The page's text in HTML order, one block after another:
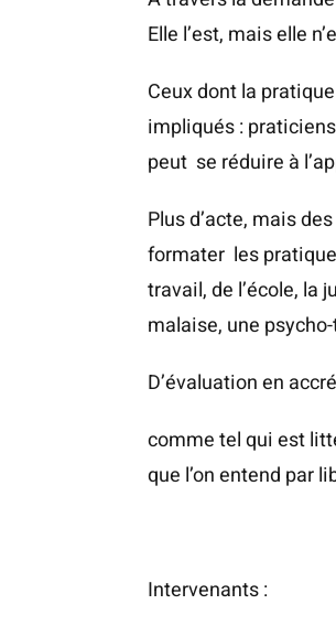
Elle l’est, mais elle
Ceux dont la
impliqués :
peut se réduire à
Plus d’acte, mais
formater les
travail, de l’école, la
malaise, une
D’évaluation en
comme tel qui est
que l’on entend par
Intervenants :